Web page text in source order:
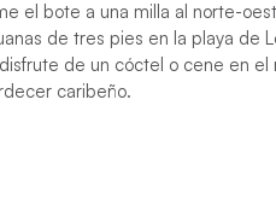
el bote a una milla al norte-
de tres pies en la playa de
de un cóctel o cene en
caribeño.